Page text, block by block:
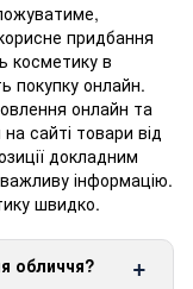
придбання
косметику в
покупку онлайн.
онлайн та
сайті товари від
докладним
інформацію.
швидко.
обличчя?